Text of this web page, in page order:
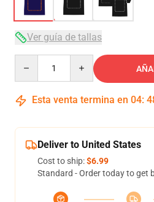
Ver guía de tallas
Esta venta termina en 04:
Deliver to United States
Cost to ship:$6.99
Standard - Order today to get